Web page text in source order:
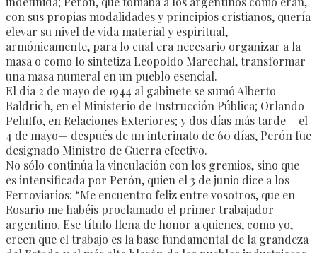
con sus propias modalidades y principios cristianos, quería
elevar su nivel de vida material y espiritual,
armónicamente, para lo cual era necesario organizar a la
masa o como lo sintetiza Leopoldo Marechal, transformar
una masa numeral en un pueblo esencial.
El día 2 de mayo de 1944 al gabinete se sumó Alberto
Baldrich, en el Ministerio de Instrucción Pública; Orlando
Peluffo, en Relaciones Exteriores; y dos días más tarde —el
4 de mayo— después de un interinato de 60 días, Perón fue
designado Ministro de Guerra efectivo.
No sólo continúa la vinculación con los gremios, sino que
es intensificada por Perón, quien el 3 de junio dice a los
Ferroviarios: “Me encuentro feliz entre vosotros, que en
Rosario me habéis proclamado el primer trabajador
argentino. Ese título llena de honor a quienes, como yo,
creen que el trabajo es la base fundamental de la grandeza